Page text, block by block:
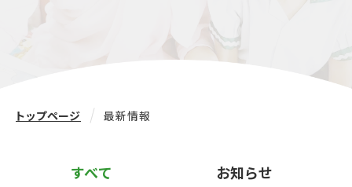
トップページ 最新情報
すべて
お知らせ